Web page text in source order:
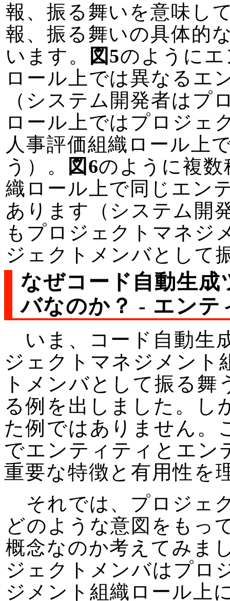
報、振る舞いを意味し
報、振る舞いの具体的
います。
図5のように
ロール上では異なるエ
（システム開発者はプ
ロール上ではプロジェ
人事評価組織ロール上
う）。
図6のように複
織ロール上で同じエン
あります（システム開
もプロジェクトマネジ
ジェクトメンバとして
なぜコード自動生
バなのか？ - エンテ
いま、コード自動生
ジェクトマネジメント
トメンバとして振る
る例を出しました。し
た例ではありません。
でエンティティとエン
重要な特徴と有用性を
それでは、プロジェ
どのような意図をもっ
概念なのか考えてみま
ジェクトメンバはプロ
ジメント組織ロール上